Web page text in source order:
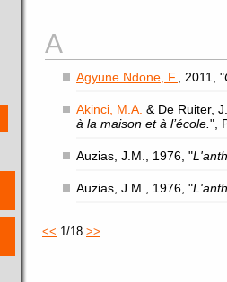
A
Agyune Ndone, F. , 2011, "
Akinci, M.A. & De Ruiter,
à la maison et à l’école. ",
Auzias, J.M., 1976, "
Auzias, J.M., 1976, "
<< 1/18 >>